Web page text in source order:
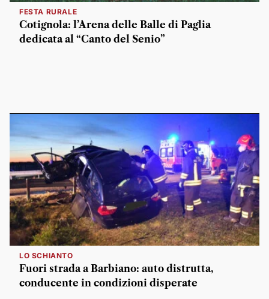
FESTA RURALE
Cotignola: l’Arena delle Balle di Paglia
dedicata al “Canto del Senio”
LO SCHIANTO
Fuori strada a Barbiano: auto distrutta,
conducente in condizioni disperate